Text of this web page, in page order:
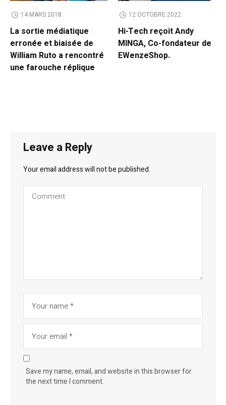
14 MARS 2018
La sortie médiatique
erronée et biaisée de
William Ruto a rencontré
une farouche réplique
12 OCTOBRE 2022
Hi-Tech reçoit Andy
MINGA, Co-fondateur de
EWenzeShop.
Leave a Reply
Your email address will not be published.
Save my name, email, and website in this browser for
the next time I comment.